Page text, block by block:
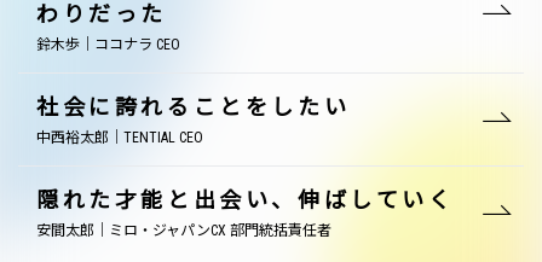
わりだった
鈴木歩｜ココナラ CEO
社会に誇れることをしたい
中西裕太郎｜TENTIAL CEO
隠れた才能と出会い、伸ばしていく
安間太郎｜ミロ・ジャパンCX 部門統括責任者